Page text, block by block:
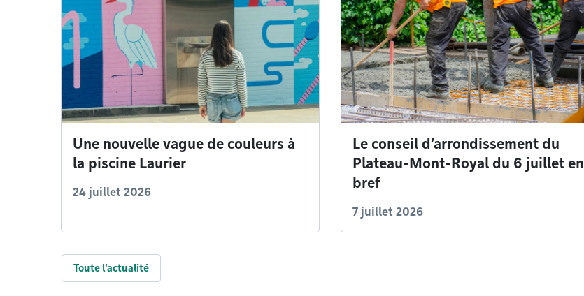
Une nouvelle vague de couleurs à
la piscine Laurier
24 juillet 2026
Le conseil d’arrondissement du
Plateau-Mont-Royal du 6 juillet en
bref
7 juillet 2026
Toute l'actualité